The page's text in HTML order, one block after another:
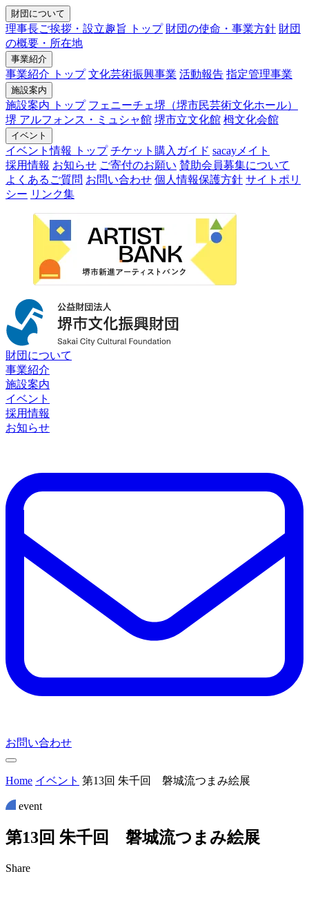
財団について
理事長ご挨拶・設立趣旨 トップ 財団の使命・事業方針 財団
の概要・所在地
事業紹介
事業紹介 トップ 文化芸術振興事業 活動報告 指定管理事業
施設案内
施設案内 トップ フェニーチェ堺（堺市民芸術文化ホール）
堺 アルフォンス・ミュシャ館 堺市立文化館 栂文化会館
イベント
イベント情報 トップ チケット購入ガイド sacayメイト
採用情報 お知らせ ご寄付のお願い 賛助会員募集について
よくあるご質問 お問い合わせ 個人情報保護方針 サイトポリ
シー リンク集
財団について
事業紹介
施設案内
イベント
採用情報
お知らせ
お問い合わせ
Home イベント 第13回 朱千回 磐城流つまみ絵展
event
第13回 朱千回 磐城流つ ま み絵展
Share